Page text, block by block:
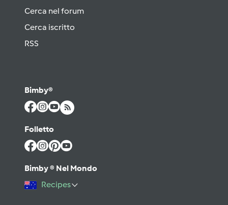
Cerca nel forum
Cerca iscritto
RSS
Bimby®
Folletto
Bimby ® Nel Mondo
Recipes